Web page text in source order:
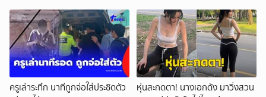
ครูเล่าระทึก นาทีถูกจ่อใส่ประชิดตัว
หุ่นสะกดตา! นางเอกดัง มาวิ่งสวน